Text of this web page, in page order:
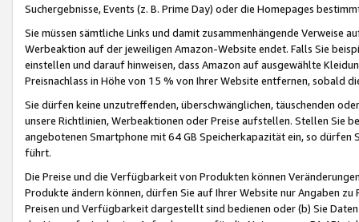
Suchergebnisse, Events (z. B. Prime Day) oder die Homepages
Sie müssen sämtliche Links und damit zusammenhängende
Werbeaktion auf der jeweiligen Amazon-Website endet. Falls Sie
einstellen und darauf hinweisen, dass Amazon auf ausgewählte
Preisnachlass in Höhe von 15 % von Ihrer Website entfernen, sobald
Sie dürfen keine unzutreffenden, überschwänglichen, täuschenden
unsere Richtlinien, Werbeaktionen oder Preise aufstellen. Stellen Sie
angebotenen Smartphone mit 64 GB Speicherkapazität ein, so dürfen
führt.
Die Preise und die Verfügbarkeit von Produkten können
Produkte ändern können, dürfen Sie auf Ihrer Website nur Angaben
Preisen und Verfügbarkeit dargestellt sind bedienen oder (b) Sie